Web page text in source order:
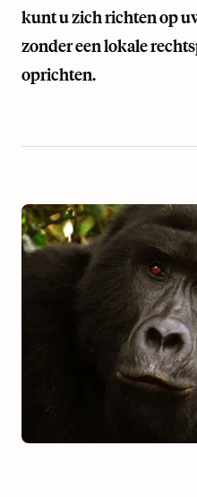
kunt u zich richten op
zonder een lokale
oprichten.